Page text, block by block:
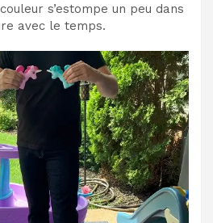
s’estompe un peu dans
avec le temps.